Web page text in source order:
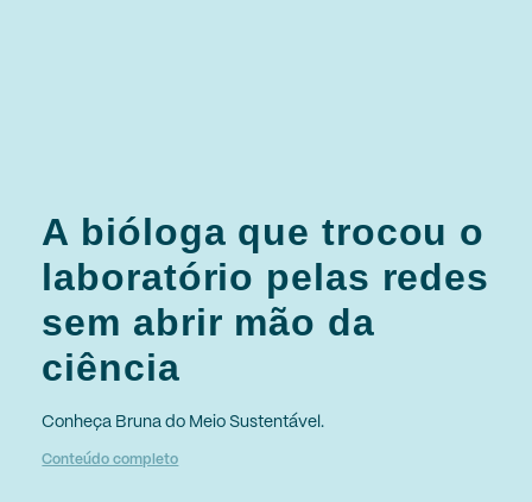
A bióloga que trocou o
laboratório pelas redes
sem abrir mão da
ciência
Conheça Bruna do Meio Sustentável.
Conteúdo completo